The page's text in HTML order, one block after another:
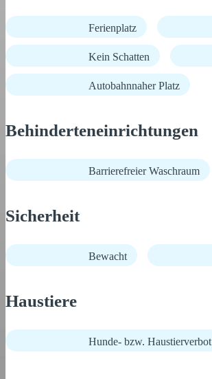
Ferienplatz
Kein Schatten
Autobahnnaher Platz
Behinderteneinrichtungen
Barrierefreier Waschraum
Sicherheit
Bewacht
Haustiere
Hunde- bzw. Haustierverbot